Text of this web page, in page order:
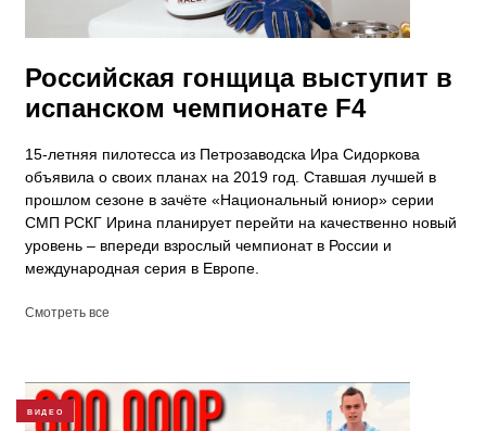
Российская гонщица выступит в
испанском чемпионате F4
15-летняя пилотесса из Петрозаводска Ира Сидоркова
объявила о своих планах на 2019 год. Ставшая лучшей в
прошлом сезоне в зачёте «Национальный юниор» серии
СМП РСКГ Ирина планирует перейти на качественно новый
уровень – впереди взрослый чемпионат в России и
международная серия в Европе.
Смотреть все
ВИДЕО